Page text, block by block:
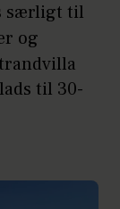
særligt til
og
til 30-